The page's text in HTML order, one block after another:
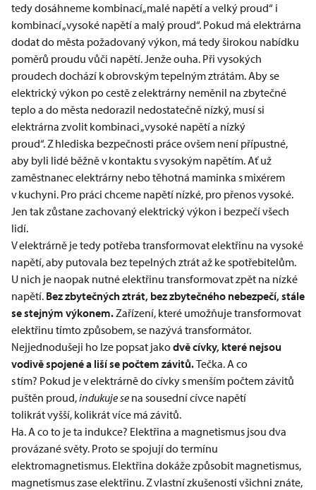
tedy dosáhneme kombinací „malé napětí a velký proud“ i
kombinací „vysoké napětí a malý proud“. Pokud má elektrárna
dodat do města požadovaný výkon, má tedy širokou nabídku
poměrů proudu vůči napětí. Jenže ouha. Při vysokých
proudech dochází k obrovským tepelným ztrátám. Aby se
elektrický výkon po cestě z elektrárny neměnil na zbytečné
teplo a do města nedorazil nedostatečně nízký, musí si
elektrárna zvolit kombinaci „vysoké napětí a nízký
proud“. Z hlediska bezpečnosti práce ovšem není přípustné,
aby byli lidé běžně v kontaktu s vysokým napětím. Ať už
zaměstnanec elektrárny nebo těhotná maminka s mixérem
v kuchyni. Pro práci chceme napětí nízké, pro přenos vysoké.
Jen tak zůstane zachovaný elektrický výkon i bezpečí všech
lidí.
V elektrárně je tedy potřeba transformovat elektřinu na vysoké
napětí, aby putovala bez tepelných ztrát až ke spotřebitelům.
U nich je naopak nutné elektřinu transformovat zpět na nízké
napětí. Bez zbytečných ztrát, bez zbytečného nebezpečí, stále
se stejným výkonem.Zařízení, které umožňuje transformovat
elektřinu tímto způsobem, se nazývá transformátor.
Nejjednodušeji ho lze popsat jakodvě cívky, které nejsou
vodivě spojené a liší se počtem závitů.Tečka. A co
s tím? Pokud je v elektrárně do cívky s menším počtem závitů
puštěn proud,indukuje se na sousední cívce napětí
tolikrát vyšší, kolikrát více má závitů.
Ha. A co to je ta indukce? Elektřina a magnetismus jsou dva
provázané světy. Proto se spojují do termínu
elektromagnetismus. Elektřina dokáže způsobit magnetismus,
magnetismus zase elektřinu. Z vlastní zkušenosti všichni znáte,